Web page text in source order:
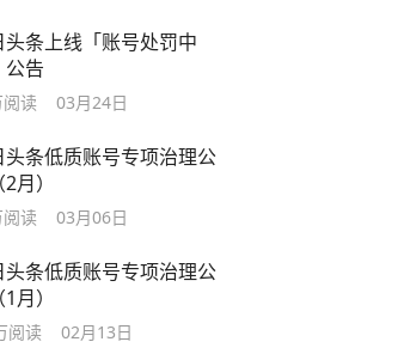
头条上线「账号处罚中
公告
阅读 03月24日
头条低质账号专项治理公
月）
阅读 03月06日
头条低质账号专项治理公
月）
阅读 02月13日